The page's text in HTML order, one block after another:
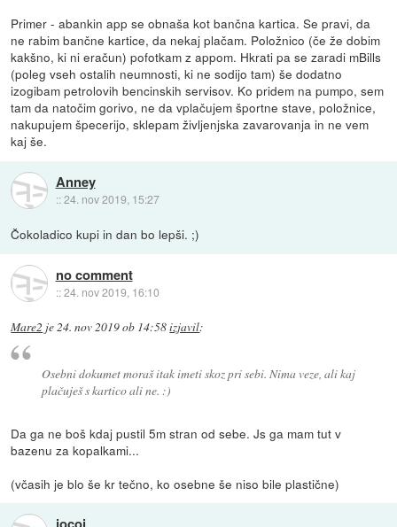
Primer - abankin app se obnaša kot bančna kartica. Se pravi, da
ne rabim bančne kartice, da nekaj plačam. Položnico (če že dobim
kakšno, ki ni eračun) pofotkam z appom. Hkrati pa se zaradi mBills
(poleg vseh ostalih neumnosti, ki ne sodijo tam) še dodatno
izogibam petrolovih bencinskih servisov. Ko pridem na pumpo, sem
tam da natočim gorivo, ne da vplačujem športne stave, položnice,
nakupujem špecerijo, sklepam življenjska zavarovanja in ne vem
kaj še.
Anney
::24. nov 2019, 15:27
Čokoladico kupi in dan bo lepši. ;)
no comment
::24. nov 2019, 16:10
Mare2 je24. nov 2019 ob 14:58izjavil:
Osebni dokumet moraš itak imeti skoz pri sebi. Nima veze, ali kaj
plačuješ s kartico ali ne. :)
Da ga ne boš kdaj pustil 5m stran od sebe. Js ga mam tut v
bazenu za kopalkami...
(včasih je blo še kr tečno, ko osebne še niso bile plastične)